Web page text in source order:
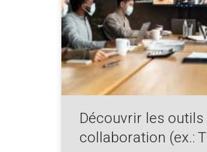
Découvrir les outils
collaboration (ex.: